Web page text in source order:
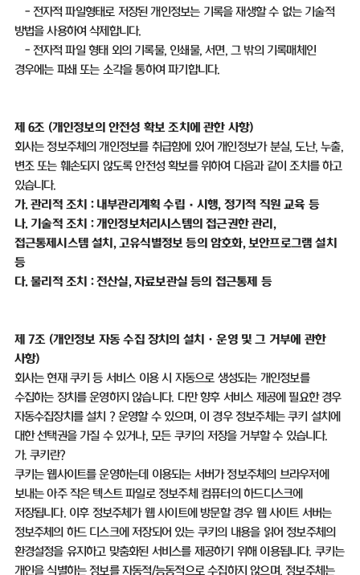
- 전자적 파일형태로 저장된 개인정보는 기록을 재생할 수 없는 기술적
방법을 사용하여 삭제합니다.
- 전자적 파일 형태 외의 기록물, 인쇄물,서면,그 밖의 기록매체인
경우에는 파쇄 또는 소각을 통하여 파기합니다.
제 6조 (개인정보의 안전성 확보 조치에 관한 사항)
회사는 정보주체의 개인정보를 취급함에 있어 개인정보가 분실, 도난,누출,
변조 또는 훼손되지 않도록 안전성 확보를 위하여 다음과 같이 조치를 하고
있습니다.
가.관리적 조치 : 내부관리계획 수립· 시행, 정기적 직원 교육 등
나. 기술적 조치 :개인정보처리시스템의 접근권한 관리 ,
접근통제시스템 설치 , 고유식별정보 등의 암호화, 보안프로그램 설치
등
다.물리적 조치 :전산실, 자료보관실 등의 접근통제 등
제 7조 (개인정보 자동 수집 장치의 설치ㆍ운영 및 그 거부에 관한
사항)
회사는 현재 쿠키 등 서비스 이용 시 자동으로 생성되는 개인정보를
수집하는 장치를 운영하지 않습니다. 다만 향후 서비스 제공에 필요한 경우
자동수집장치를 설치 ？ 운영할 수 있으며, 이 경우 정보주체는 쿠키 설치에
대한 선택권을 가질 수 있거나, 모든 쿠키의 저장을 거부할 수 있습니다.
가.쿠키란?
쿠키는 웹사이트를 운영하는데 이용되는 서버가 정보주체의 브라우저에
보내는 아주 작은 텍스트 파일로 정보주체 컴퓨터의 하드디스크에
저장됩니다. 이후 정보주체가 웹 사이트에 방문할 경우 웹 사이트 서버는
정보주체의 하드 디스크에 저장되어 있는 쿠키의 내용을 읽어 정보주체의
환경설정을 유지하고 맞춤화된 서비스를 제공하기 위해 이용됩니다. 쿠키는
개인을 식별하는 정보를 자동적/능동적으로 수집하지 않으며,정보주체는